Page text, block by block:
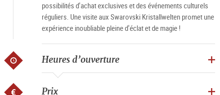
possibilités d'achat exclusives et des événements culturels
réguliers. Une visite aux Swarovski Kristallwelten promet une
expérience inoubliable pleine d'éclat et de magie !
Heures d’ouverture
Prix